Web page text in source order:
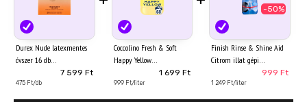
Durex Nude latexmentes
óvszer 16 db
7 599 Ft
475 Ft/db
Coccolino Fresh & Soft
Happy Yellow
öblítőkoncentrátum 68
mosás 1700 ml
1 699 Ft
999 Ft/liter
-50%
Finish Rinse & Shine Aid
Citrom illat gépi
999 Ft
1 249 Ft/liter